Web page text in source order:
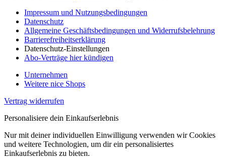
Impressum und Nutzungsbedingungen
Datenschutz
Allgemeine Geschäftsbedingungen und Widerrufsbelehrung
Barrierefreiheitserklärung
Datenschutz-Einstellungen
Abo-Verträge hier kündigen
Unternehmen
Weitere nice Shops
Vertrag widerrufen
Personalisiere dein Einkaufserlebnis
Nur mit deiner individuellen Einwilligung verwenden wir Cookies
und weitere Technologien, um dir ein personalisiertes
Einkaufserlebnis zu bieten.